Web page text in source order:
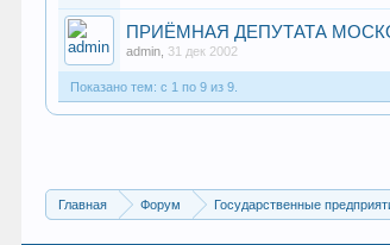
ПРИЁМНАЯ ДЕПУТАТА
admin 31 дек 2002
Показано тем: с 1 по 9 из 9.
Главная Форум Государственные